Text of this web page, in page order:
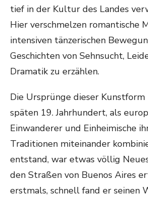
tief in der Kultur des Landes
Hier verschmelzen romantische
intensiven tänzerischen
Geschichten von Sehnsucht,
Dramatik zu erzählen.
Die Ursprünge dieser
späten 19. Jahrhundert, als
Einwanderer und Einheimische
Traditionen miteinander
entstand, war etwas völlig
den Straßen von Buenos Aires
erstmals, schnell fand er seinen